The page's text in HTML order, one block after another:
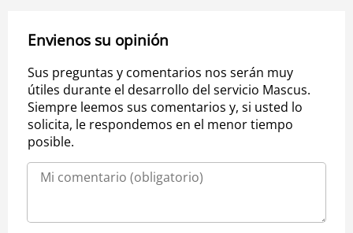
Envienos su opinión
Sus preguntas y comentarios nos serán muy
útiles durante el desarrollo del servicio Mascus.
Siempre leemos sus comentarios y, si usted lo
solicita, le respondemos en el menor tiempo
posible.